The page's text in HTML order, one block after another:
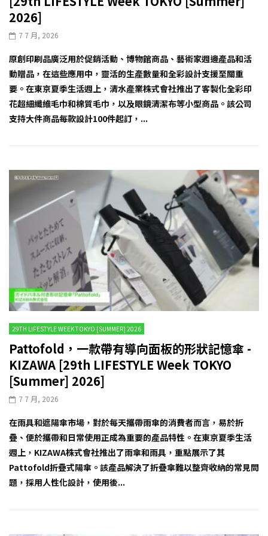
2026]
7 7 月, 2026
原創印刷品廣泛用於促銷活動、博物館商品、藝術家週邊產品和活
動贈品，在這些應用中，靈活的生產數量和全彩設計支援至關重
要。在東京夏季生活週上，清水產業株式會社推出了客製化全彩印
花超細纖維毛巾和棉質毛巾，以及眼鏡清潔布等小型商品。該公司
支持大件商品每款設計100件起訂，...
29TH LIFESTYLE WEEK TOKYO [SUMMER] 2026
Pattofold，一款帶有導向面板的形狀記憶傘 -
KIZAWA [29th LIFESTYLE Week TOKYO
[Summer] 2026]
7 7 月, 2026
在雨具和遮陽傘市場，對於每天攜帶雨傘的消費者而言，易於折
疊、便於攜帶和日常使用正成為重要的產品特性。在東京夏季生活
週上，KIZAWA株式會社推出了雨傘和雨具，重點展示了其
Pattofold折疊式陽傘。該產品解決了折疊傘難以整齊收納的常見問
題，採用人性化設計，使用後...